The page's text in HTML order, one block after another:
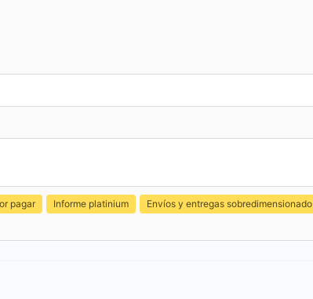
pagar Informe platinium
Envíos y entregas sobredimensionado